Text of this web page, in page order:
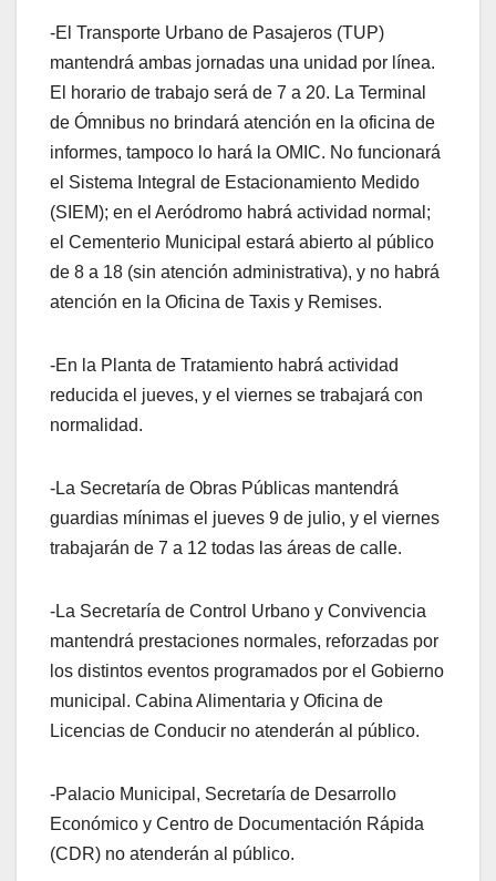
-El Transporte Urbano de Pasajeros (TUP)
mantendrá ambas jornadas una unidad por línea.
El horario de trabajo será de 7 a 20. La Terminal
de Ómnibus no brindará atención en la oficina de
informes, tampoco lo hará la OMIC. No funcionará
el Sistema Integral de Estacionamiento Medido
(SIEM); en el Aeródromo habrá actividad normal;
el Cementerio Municipal estará abierto al público
de 8 a 18 (sin atención administrativa), y no habrá
atención en la Oficina de Taxis y Remises.
-En la Planta de Tratamiento habrá actividad
reducida el jueves, y el viernes se trabajará con
normalidad.
-La Secretaría de Obras Públicas mantendrá
guardias mínimas el jueves 9 de julio, y el viernes
trabajarán de 7 a 12 todas las áreas de calle.
-La Secretaría de Control Urbano y Convivencia
mantendrá prestaciones normales, reforzadas por
los distintos eventos programados por el Gobierno
municipal. Cabina Alimentaria y Oficina de
Licencias de Conducir no atenderán al público.
-Palacio Municipal, Secretaría de Desarrollo
Económico y Centro de Documentación Rápida
(CDR) no atenderán al público.